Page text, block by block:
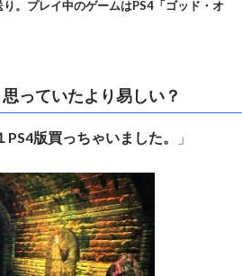
。プレイ中のゲームはPS4「ゴッド・オ
っていたより易しい？
版買っちゃいました。 」